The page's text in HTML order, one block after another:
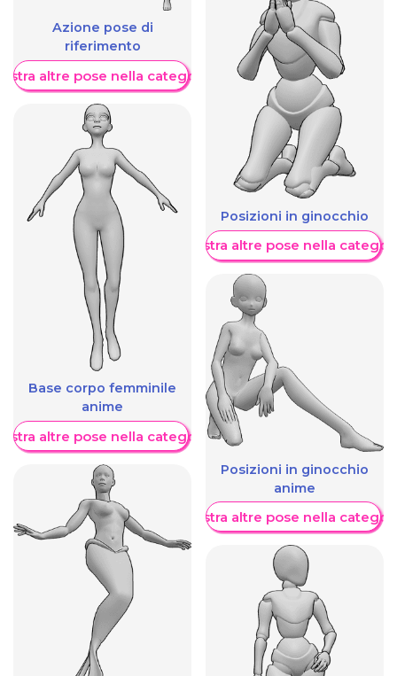
Azione pose di
riferimento
altre pose nella categoria
Base corpo femminile
anime
altre pose nella categoria
Posizioni in ginocchio
Mostra altre pose nella
Posizioni in ginocchio
anime
Mostra altre pose nella